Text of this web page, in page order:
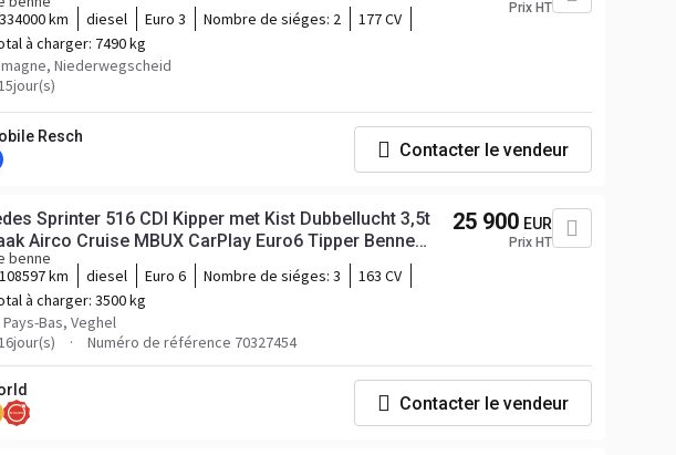
334000 km diesel Euro 3 Nombre de siéges: 2
177 CV
à charger: 7490 kg
Niederwegscheid
Prix HT
Resch
Contacter le vendeur
Sprinter 516 CDI Kipper met Kist Dubbellucht 3,5t
Airco Cruise MBUX CarPlay Euro6 Tipper Benne
Climatisé Barre de remorquage Régulateur de vitesse
benne
108597 km diesel Euro 6 Nombre de siéges: 3
163 CV
à charger: 3500 kg
Pays-Bas, Veghel
Numéro de référence 70327454
25 900 EUR
Prix HT
Contacter le vendeur